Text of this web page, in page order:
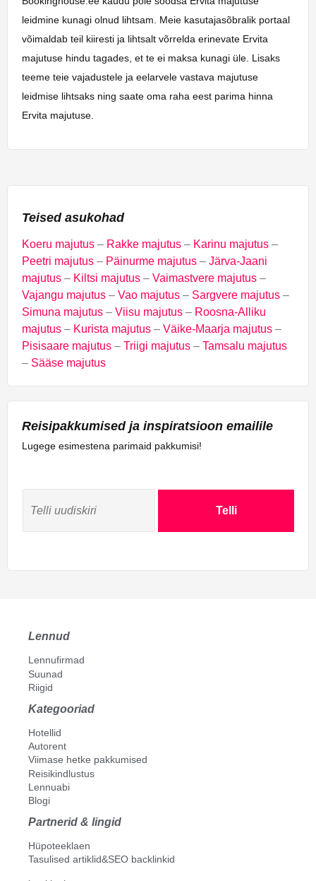
leidmine kunagi olnud lihtsam. Meie kasutajasõbralik portaal
võimaldab teil kiiresti ja lihtsalt võrrelda erinevate Ervita
majutuse hindu tagades, et te ei maksa kunagi üle. Lisaks
teeme teie vajadustele ja eelarvele vastava majutuse
leidmise lihtsaks ning saate oma raha eest parima hinna
Ervita majutuse.
Teised asukohad
Koeru majutus – Rakke majutus – Karinu majutus –
Peetri majutus – Päinurme majutus – Järva-Jaani
majutus – Kiltsi majutus – Vaimastvere majutus –
Vajangu majutus – Vao majutus – Sargvere majutus –
Simuna majutus – Viisu majutus – Roosna-Alliku
majutus – Kurista majutus – Väike-Maarja majutus –
Pisisaare majutus – Triigi majutus – Tamsalu majutus
– Sääse majutus
Reisipakkumised ja inspiratsioon emailile
Lugege esimestena parimaid pakkumisi!
Telli
Lennud
Lennufirmad
Suunad
Riigid
Kategooriad
Hotellid
Autorent
Viimase hetke pakkumised
Reisikindlustus
Lennuabi
Blogi
Partnerid & lingid
Hüpoteeklaen
Tasulised artiklid&SEO backlinkid